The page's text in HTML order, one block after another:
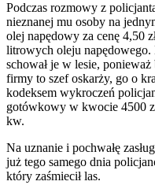
Podczas rozmowy z
nieznanej mu osoby na
olej napędowy za cenę 4,50
litrowych oleju napędowego.
schował je w lesie,
firmy to szef oskarży, go o
kodeksem wykroczeń
gotówkowy w kwocie 4500
kw.
Na uznanie i pochwałę
już tego samego dnia
który zaśmiecił las.